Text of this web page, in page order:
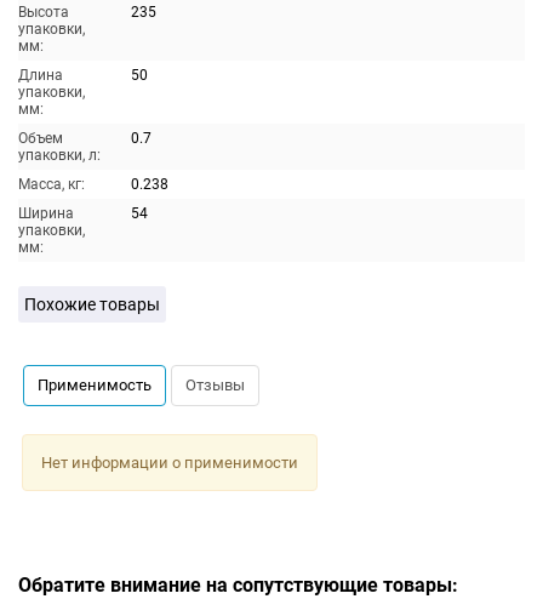
Высота
упаковки,
мм:
235
Длина
упаковки,
мм:
50
Объем
упаковки, л:
0.7
Масса, кг:
0.238
Ширина
упаковки,
мм:
54
Похожие товары
Применимость Отзывы
Нет информации о применимости
Обратите внимание на сопутствующие товары: